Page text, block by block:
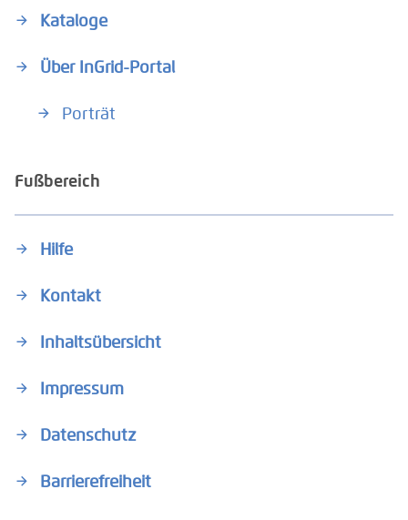
Kataloge
Über InGrid-Portal
Porträt
Fußbereich
Hilfe
Kontakt
Inhaltsübersicht
Impressum
Datenschutz
Barrierefreiheit